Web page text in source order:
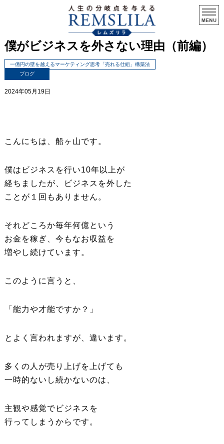
僕がビジネスを外さない理由（前編）
一億円の壁を越えるマーケティング思考「売れる仕組」構築法
ブログ
2024年05月19日
こんにちは、船ヶ山です。
僕はビジネスを行い10年以上が
経ちましたが、ビジネスを外した
ことが１回もありません。
それどころか毎年何億という
お金を稼ぎ、今もなお収益を
増やし続けています。
このように言うと、
「能力や才能ですか？」
とよく言われますが、違います。
多くの人が売り上げを上げても
一時的ないし続かないのは、
主観や感覚でビジネスを
行ってしまうからです。